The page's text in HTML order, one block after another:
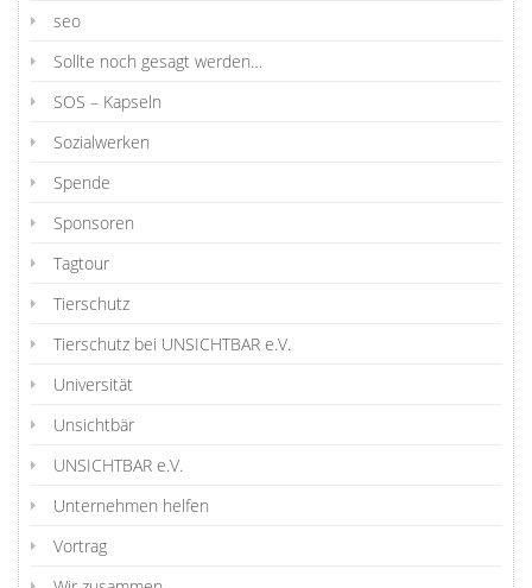
seo
Sollte noch gesagt werden…
SOS – Kapseln
Sozialwerken
Spende
Sponsoren
Tagtour
Tierschutz
Tierschutz bei UNSICHTBAR e.V.
Universität
Unsichtbär
UNSICHTBAR e.V.
Unternehmen helfen
Vortrag